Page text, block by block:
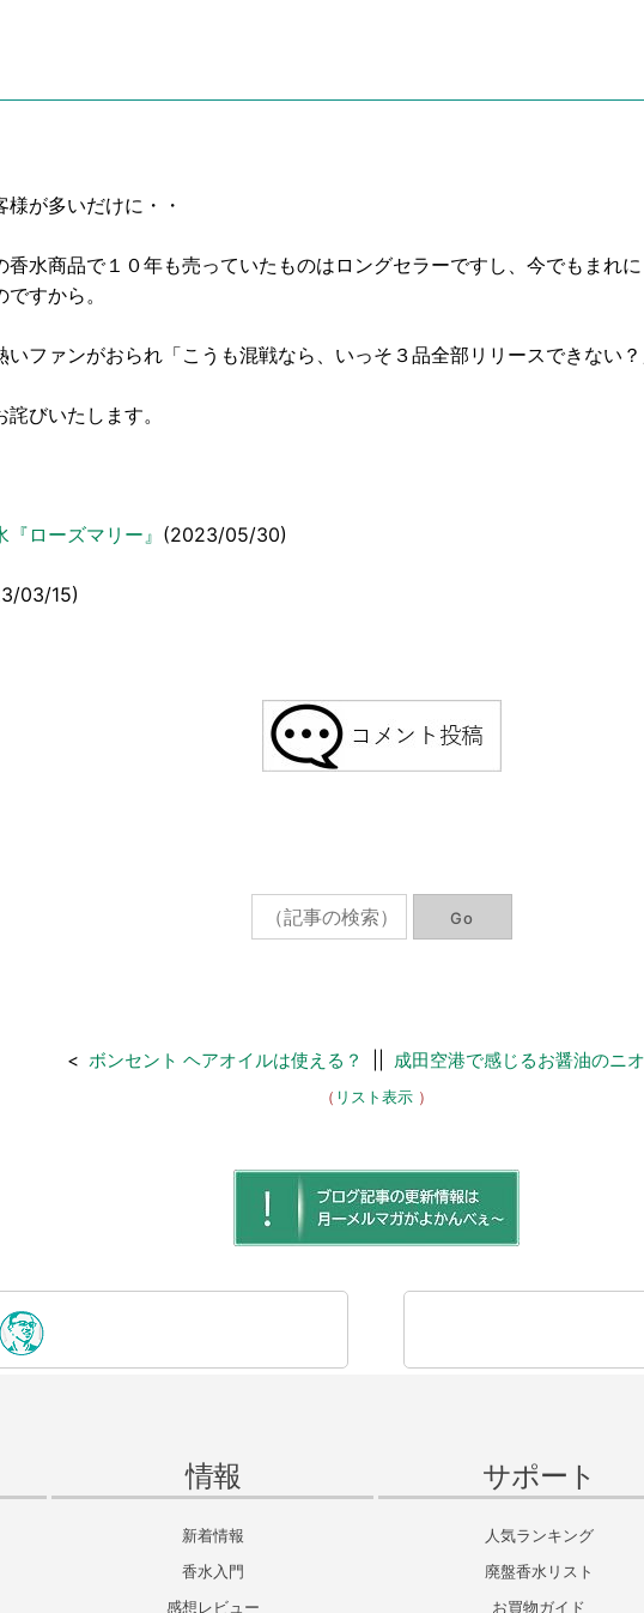
が多いだけに・・
水商品で１０年も売っていたものはロングセラーですし、今でもまれ
すから。
いファンがおられ「こうも混戦なら、いっそ３品全部リリースできない
びいたします。
ローズマリー』 (2023/05/30)
03/15)
< ボンセント ヘアオイルは使える？ 成田空港で感じるお醤油のニ
（ リスト表示）
情報
新着情報
香水入門
感想レビュー
サポート
人気ランキング
廃盤香水リスト
お買物ガイド